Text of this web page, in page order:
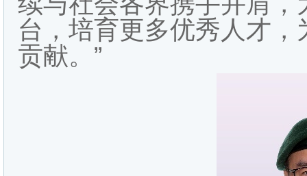
台，培育更多优秀人才
贡献。”